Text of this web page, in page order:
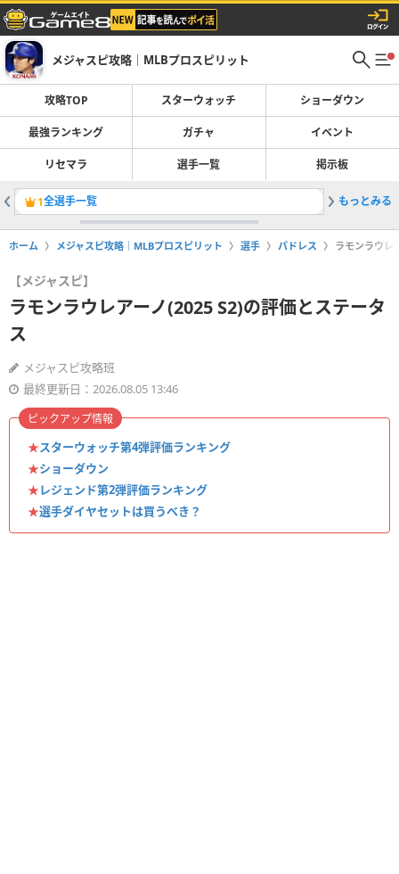
メジャスピ攻略｜MLBプロスピリット
攻略TOP スターウォッチ ショーダウン
最強ランキング ガチャ イベント
リセマラ 選手一覧 掲示板
1全選手一覧 2ガチャ
もっとみる
ホーム メジャスピ攻略｜MLBプロスピリット 選手 パドレス ラモンラウレ
【メジャスピ】
ラモンラウレアーノ(2025 S2)の評価とステータ
ス
メジャスピ攻略班
最終更新日：2026.08.05 13:46
★スターウォッチ第4弾評価ランキング
★ショーダウン
★レジェンド第2弾評価ランキング
★選手ダイヤセットは買うべき？
ピックアップ情報